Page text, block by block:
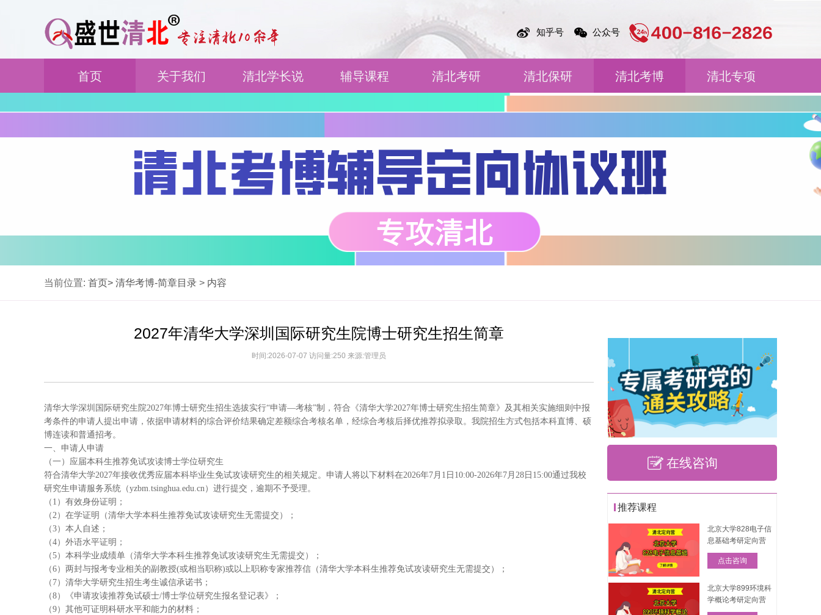
知乎号 公众号
首页 关于我们 清北学长说 辅导课程 清北考研 清北保研 清北考博 清北专项
当前位置: 首页> 清华考博-简章目录 > 内容
2027年清华大学深圳国际研究生院博士研究生招生简章
时间:2026-07-07 访问量:250 来源:管理员
清华大学深圳国际研究生院2027年博士研究生招生选拔实行“申请―考核”制，符合《清华大学2027年博士研究生招生简章》及其相关实施细则中报
考条件的申请人提出申请，依据申请材料的综合评价结果确定差额综合考核名单，经综合考核后择优推荐拟录取。我院招生方式包括本科直博、硕
博连读和普通招考。
一、申请人申请
（一）应届本科生推荐免试攻读博士学位研究生
符合清华大学2027年接收优秀应届本科毕业生免试攻读研究生的相关规定。申请人将以下材料在2026年7月1日10:00-2026年7月28日15:00通过我校
研究生申请服务系统（yzbm.tsinghua.edu.cn）进行提交，逾期不予受理。
（1）有效身份证明；
（2）在学证明（清华大学本科生推荐免试攻读研究生无需提交）；
（3）本人自述；
（4）外语水平证明；
（5）本科学业成绩单（清华大学本科生推荐免试攻读研究生无需提交）；
（6）两封与报考专业相关的副教授(或相当职称)或以上职称专家推荐信（清华大学本科生推荐免试攻读研究生无需提交）；
（7）清华大学研究生招生考生诚信承诺书；
（8）《申请攻读推荐免试硕士/博士学位研究生报名登记表》；
（9）其他可证明科研水平和能力的材料；
在线咨询
推荐课程
北京大学828电子信
息基础考研定向营
点击咨询
北京大学899环境科
学概论考研定向营